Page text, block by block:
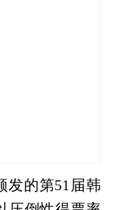
发的第51届韩